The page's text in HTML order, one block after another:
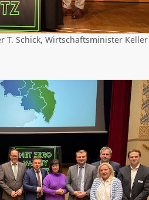
T. Schick, Wirtschaftsminister Keller